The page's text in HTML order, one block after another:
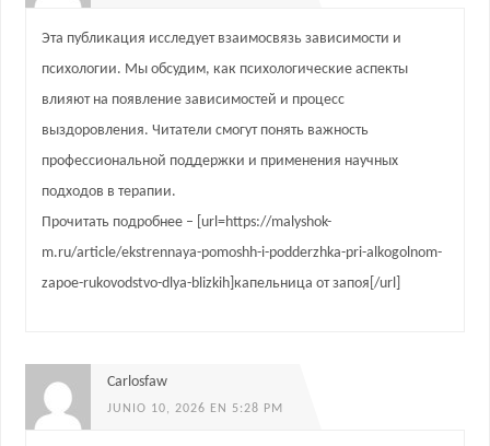
Эта публикация исследует взаимосвязь зависимости и
психологии. Мы обсудим, как психологические аспекты
влияют на появление зависимостей и процесс
выздоровления. Читатели смогут понять важность
профессиональной поддержки и применения научных
подходов в терапии.
Прочитать подробнее – [url=https://malyshok-
m.ru/article/ekstrennaya-pomoshh-i-podderzhka-pri-alkogolnom-
zapoe-rukovodstvo-dlya-blizkih]капельница от запоя[/url]
Carlosfaw
JUNIO 10, 2026 EN 5:28 PM